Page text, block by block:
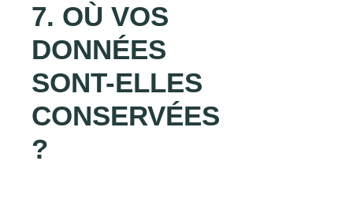
7. OÙ VOS
DONNÉES
SONT-ELLES
CONSERVÉES
?